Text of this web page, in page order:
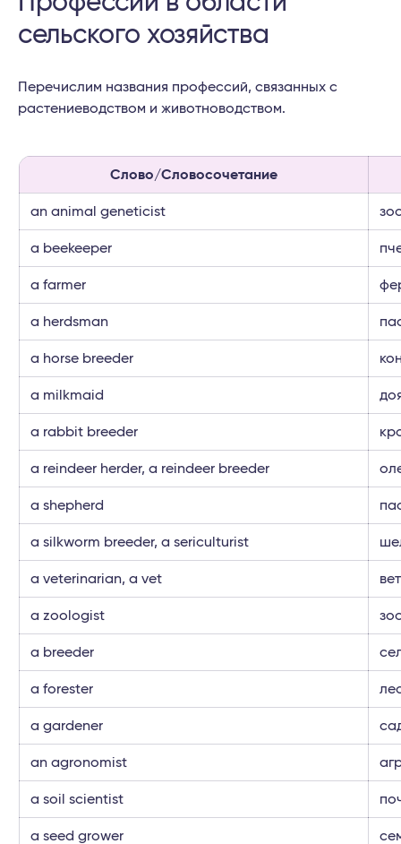
сельского хозяйства
Перечислим названия профессий, связанных с
растениеводством и животноводством.
Слово/Словосочетание
an animal geneticist
a beekeeper
a farmer
a herdsman
a horse breeder
a milkmaid
a rabbit breeder
a reindeer herder, a reindeer breeder
a shepherd
a silkworm breeder, a sericulturist
a veterinarian, a vet
a zoologist
a breeder
a forester
a gardener
an agronomist
a soil scientist
a seed grower